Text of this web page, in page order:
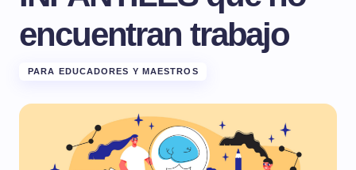
encuentran trabajo
PARA EDUCADORES Y MAESTROS